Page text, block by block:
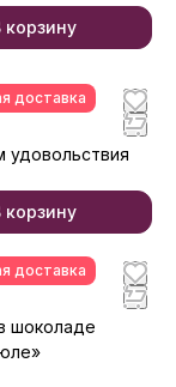
корзину
доставка
удовольствия
корзину
доставка
шоколаде